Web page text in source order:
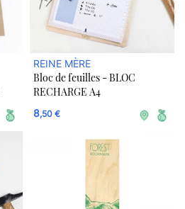
REINE MÈRE
Bloc de feuilles - BLOC
RECHARGE A4
8,50 €